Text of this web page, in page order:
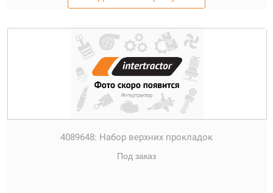
4089648: Набор верхних прокладок
Под заказ